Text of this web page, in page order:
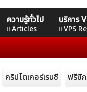
ความรู้ทั่วไป
Articles
บริการ
VPS
คอร์ส
Professional
คริปโตเคอร์เรนซี ฟรีซิ